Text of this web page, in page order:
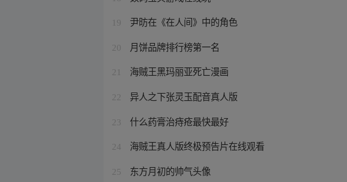
19 尹昉在《在人间》中的角色
20 月饼品牌排行榜第一名
21 海贼王黑玛丽亚死亡漫画
22 异人之下张灵玉配音真人版
23 什么药膏治痔疮最快最好
24 海贼王真人版终极预告片在线观看
25 东方月初的帅气头像